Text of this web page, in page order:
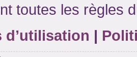
toutes les règles
|